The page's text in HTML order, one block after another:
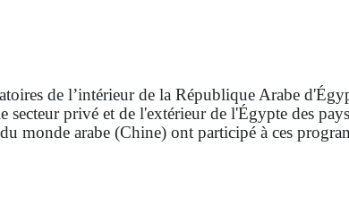
de l’intérieur de la République Arabe
privé et de l'extérieur de l'Égypte des
monde arabe (Chine) ont participé à ces